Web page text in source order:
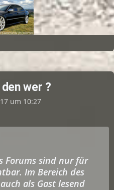
wer ?
um 10:27
Forums sind nur für
Im Bereich des
als Gast lesend